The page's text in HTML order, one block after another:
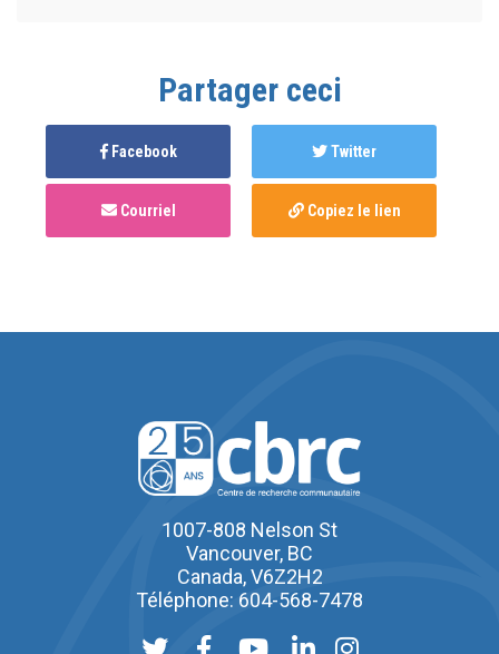
Partager ceci
Facebook Twitter
Courriel Copiez le lien
1007-808 Nelson St
Vancouver, BC
Canada, V6Z2H2
Téléphone: 604-568-7478